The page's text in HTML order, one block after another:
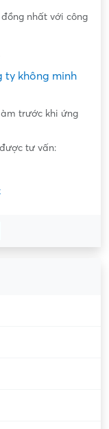
nhất với công
ty không minh
trước khi ứng
tư vấn: